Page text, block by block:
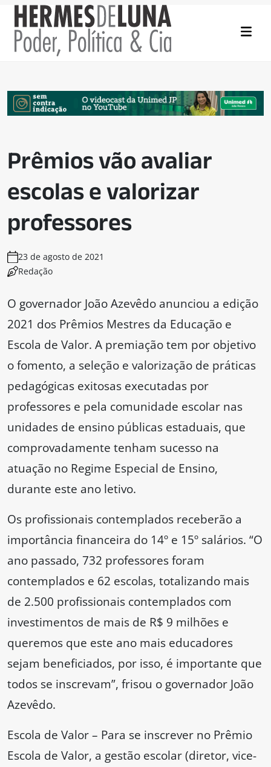
Prêmios vão avaliar
escolas e valorizar
professores
23 de agosto de 2021
Redação
O governador João Azevêdo anunciou a edição
2021 dos Prêmios Mestres da Educação e
Escola de Valor. A premiação tem por objetivo
o fomento, a seleção e valorização de práticas
pedagógicas exitosas executadas por
professores e pela comunidade escolar nas
unidades de ensino públicas estaduais, que
comprovadamente tenham sucesso na
atuação no Regime Especial de Ensino,
durante este ano letivo.
Os profissionais contemplados receberão a
importância financeira do 14º e 15º salários. “O
ano passado, 732 professores foram
contemplados e 62 escolas, totalizando mais
de 2.500 profissionais contemplados com
investimentos de mais de R$ 9 milhões e
queremos que este ano mais educadores
sejam beneficiados, por isso, é importante que
todos se inscrevam”, frisou o governador João
Azevêdo.
Escola de Valor – Para se inscrever no Prêmio
Escola de Valor, a gestão escolar (diretor, vice-